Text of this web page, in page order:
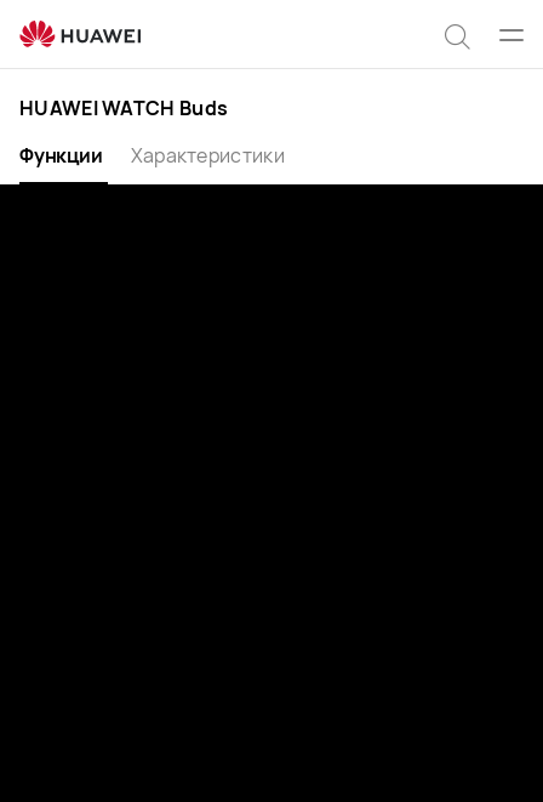
HUAWEI
WATCH
Buds
Поиск
HUAWEI WATCH Buds
Функции
Характеристики